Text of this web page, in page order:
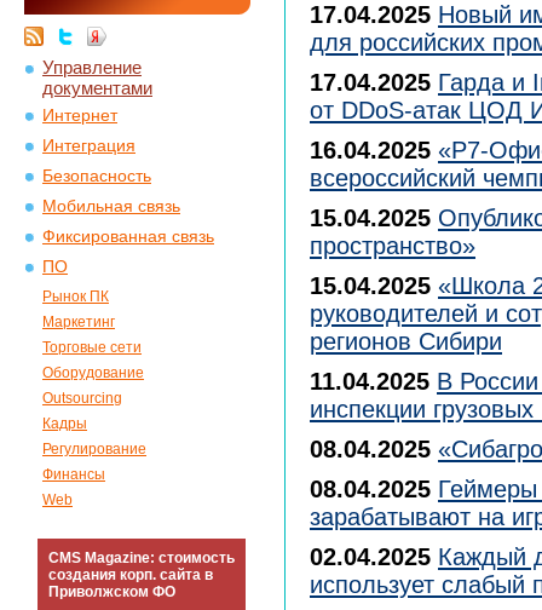
Управление
документами
Интернет
Интеграция
Безопасность
Мобильная связь
Фиксированная связь
ПО
Рынок ПК
Маркетинг
Торговые сети
Оборудование
Outsourcing
Кадры
Регулирование
Финансы
Web
CMS Magazine: стоимость
создания корп. сайта в
Приволжском ФО
17.04.2025 Новый
для российских
17.04.2025 Гарда и
от DDoS-атак ЦОД
16.04.2025 «Р7-
всероссийский
15.04.2025
пространство»
15.04.2025 «Школа
руководителей и
регионов Сибири
11.04.2025 В
инспекции
08.04.2025
08.04.2025 Геймеры
зарабатывают на
02.04.2025 Каждый
использует слабый